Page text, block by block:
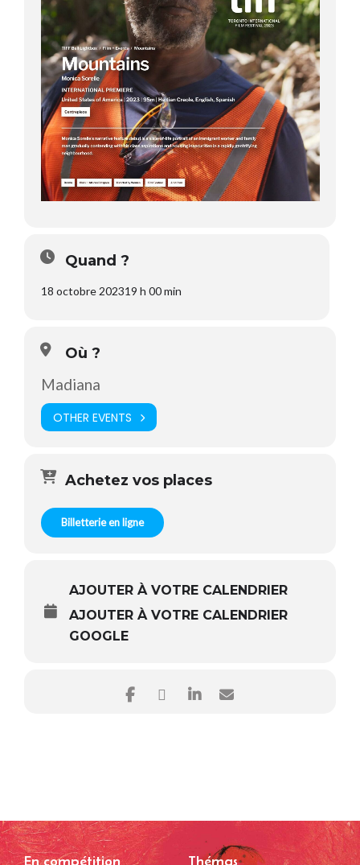
Quand ?
18 octobre 202319 h 00 min
Où ?
Madiana
OTHER EVENTS
Achetez vos places
Billetterie en ligne
AJOUTER À VOTRE CALENDRIER
AJOUTER À VOTRE CALENDRIER
GOOGLE
En compétition Thémas